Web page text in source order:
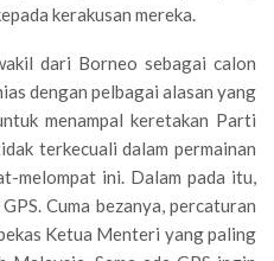
kerakusan mereka.
dari Borneo sebagai calon
dengan pelbagai alasan yang
menampal keretakan Parti
terkecuali dalam permainan
melompat ini. Dalam pada itu,
Cuma bezanya, percaturan
Ketua Menteri yang paling